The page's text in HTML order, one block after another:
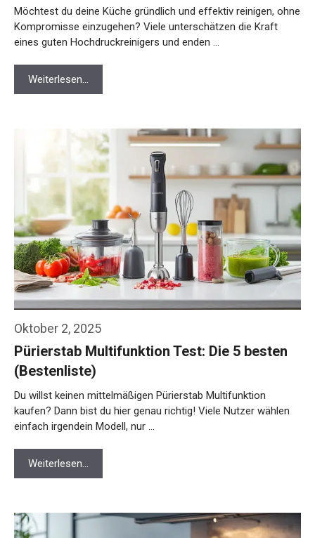
Möchtest du deine Küche gründlich und effektiv reinigen, ohne
Kompromisse einzugehen? Viele unterschätzen die Kraft
eines guten Hochdruckreinigers und enden …
Weiterlesen…
Oktober 2, 2025
Pürierstab Multifunktion Test: Die 5 besten
(Bestenliste)
Du willst keinen mittelmäßigen Pürierstab Multifunktion
kaufen? Dann bist du hier genau richtig! Viele Nutzer wählen
einfach irgendein Modell, nur …
Weiterlesen…